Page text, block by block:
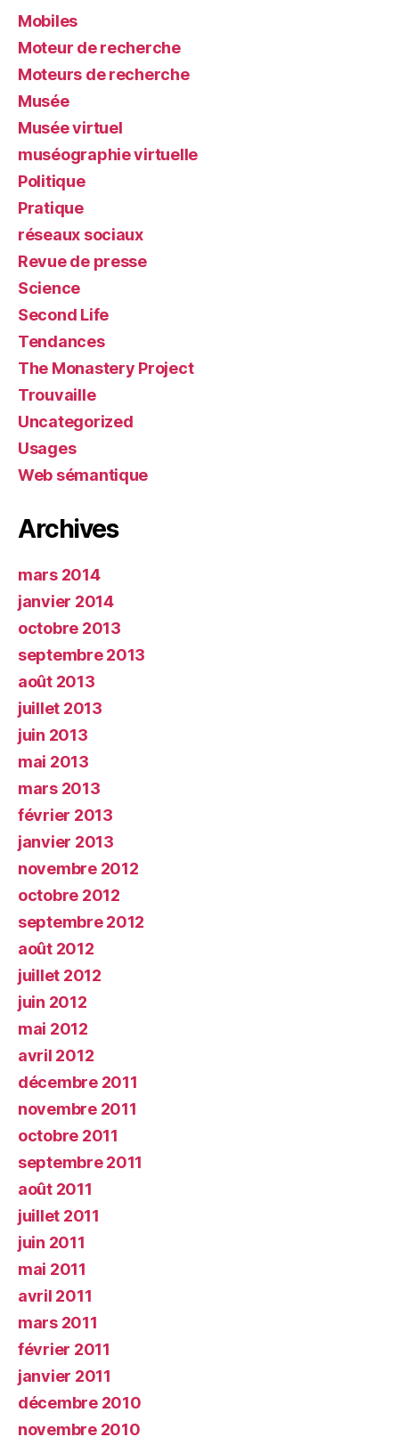
Mobiles
Moteur de recherche
Moteurs de recherche
Musée
Musée virtuel
muséographie virtuelle
Politique
Pratique
réseaux sociaux
Revue de presse
Science
Second Life
Tendances
The Monastery Project
Trouvaille
Uncategorized
Usages
Web sémantique
Archives
mars 2014
janvier 2014
octobre 2013
septembre 2013
août 2013
juillet 2013
juin 2013
mai 2013
mars 2013
février 2013
janvier 2013
novembre 2012
octobre 2012
septembre 2012
août 2012
juillet 2012
juin 2012
mai 2012
avril 2012
décembre 2011
novembre 2011
octobre 2011
septembre 2011
août 2011
juillet 2011
juin 2011
mai 2011
avril 2011
mars 2011
février 2011
janvier 2011
décembre 2010
novembre 2010